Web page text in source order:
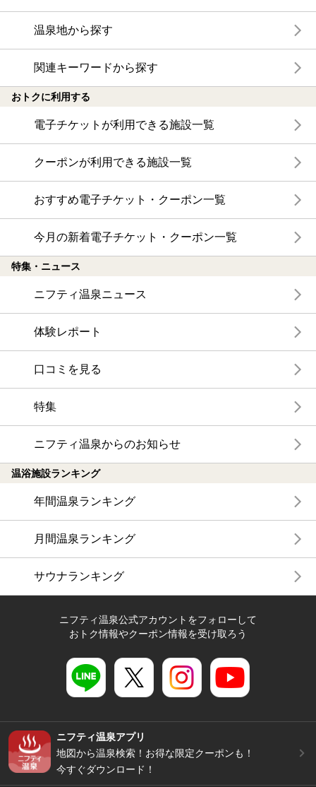
温泉地から探す
関連キーワードから探す
おトクに利用する
電子チケットが利用できる施設一覧
クーポンが利用できる施設一覧
おすすめ電子チケット・クーポン一覧
今月の新着電子チケット・クーポン一覧
特集・ニュース
ニフティ温泉ニュース
体験レポート
口コミを見る
特集
ニフティ温泉からのお知らせ
温浴施設ランキング
年間温泉ランキング
月間温泉ランキング
サウナランキング
ニフティ温泉公式アカウントをフォローして
おトク情報やクーポン情報を受け取ろう
ニフティ温泉アプリ
地図から温泉検索！お得な限定クーポンも！
今すぐダウンロード！